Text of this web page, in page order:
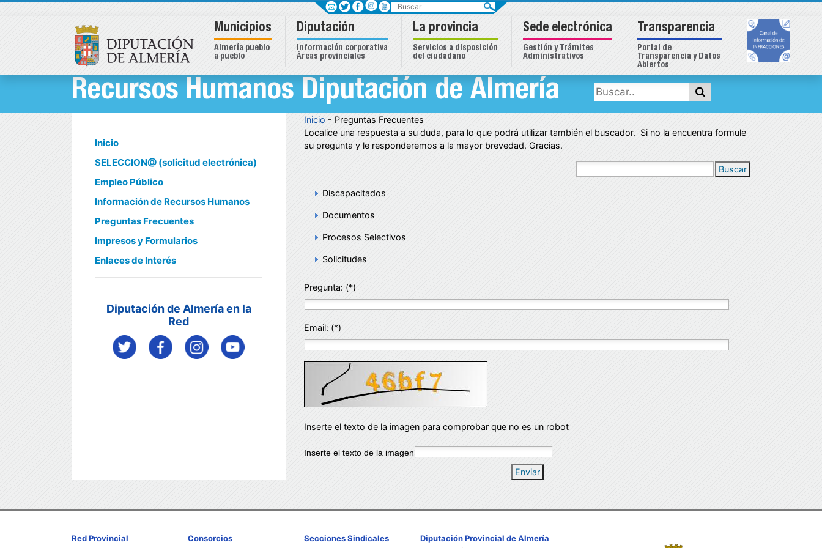
Buscar
Municipios
Almería pueblo
a pueblo
Diputación
Información corporativa
Áreas provinciales
La provincia
Servicios a disposición
del ciudadano
Sede electrónica
Gestión y Trámites
Administrativos
Transparencia
Portal de
Transparencia y Datos
Abiertos
Recursos Humanos Diputación de Almería
Inicio
SELECCION@ (solicitud electrónica)
Empleo Público
Información de Recursos Humanos
Preguntas Frecuentes
Impresos y Formularios
Enlaces de Interés
Diputación de Almería en la
Red
Inicio - Preguntas Frecuentes
Localice una respuesta a su duda, para lo que podrá utilizar también el buscador. Si no la encuentra formule
su pregunta y le responderemos a la mayor brevedad. Gracias.
Buscar
Discapacitados
Documentos
Procesos Selectivos
Solicitudes
Pregunta: (*)
Email: (*)
Inserte el texto de la imagen para comprobar que no es un robot
Inserte el texto de la imagen
Enviar
Red Provincial Consorcios Secciones Sindicales Diputación Provincial de Almería